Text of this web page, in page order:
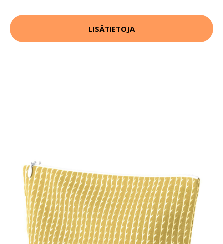
LISÄTIETOJA